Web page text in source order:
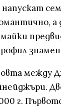
напускат
между
г.